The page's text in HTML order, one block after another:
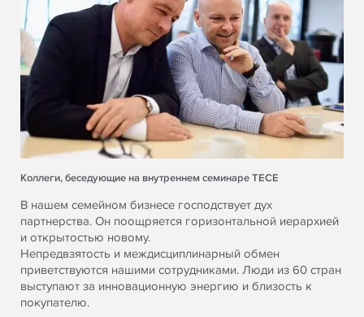
Коллеги, беседующие на внутреннем семинаре TECE
В нашем семейном бизнесе господствует дух
партнерства. Он поощряется горизонтальной иерархией
и открытостью новому.
Непредвзятость и междисциплинарный обмен
приветствуются нашими сотрудниками. Люди из 60 стран
выступают за инновационную энергию и близость к
покупателю.